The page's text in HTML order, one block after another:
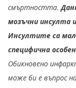
смъртността.
мозъчни инсулта
Инсултите са
специфична
Обикновено
може би е въпрос